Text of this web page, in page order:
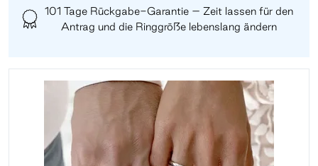
101 Tage Rückgabe-Garantie – Zeit lassen für den
Antrag und die Ringgröße lebenslang ändern